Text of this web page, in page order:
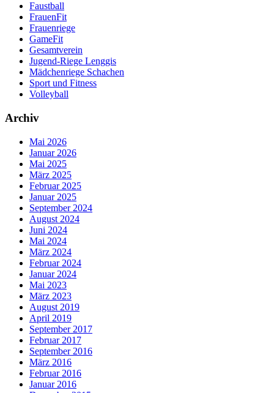
Faustball
FrauenFit
Frauenriege
GameFit
Gesamtverein
Jugend-Riege Lenggis
Mädchenriege Schachen
Sport und Fitness
Volleyball
Archiv
Mai 2026
Januar 2026
Mai 2025
März 2025
Februar 2025
Januar 2025
September 2024
August 2024
Juni 2024
Mai 2024
März 2024
Februar 2024
Januar 2024
Mai 2023
März 2023
August 2019
April 2019
September 2017
Februar 2017
September 2016
März 2016
Februar 2016
Januar 2016